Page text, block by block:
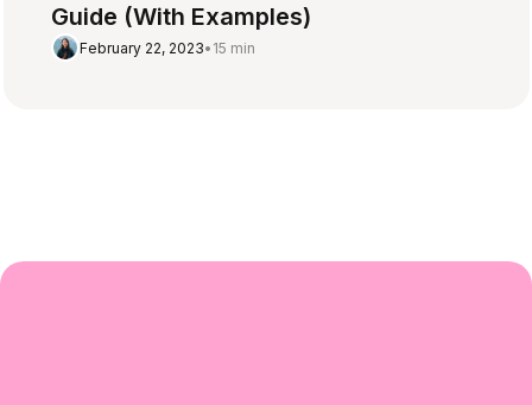
Guide (With Examples)
February 22, 2023• 15 min